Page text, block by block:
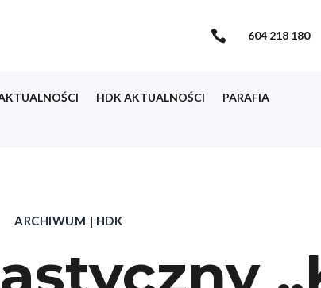
 604 218 180
HDK AKTUALNOŚCI
PARAFIA
ARCHIWUM | HDK